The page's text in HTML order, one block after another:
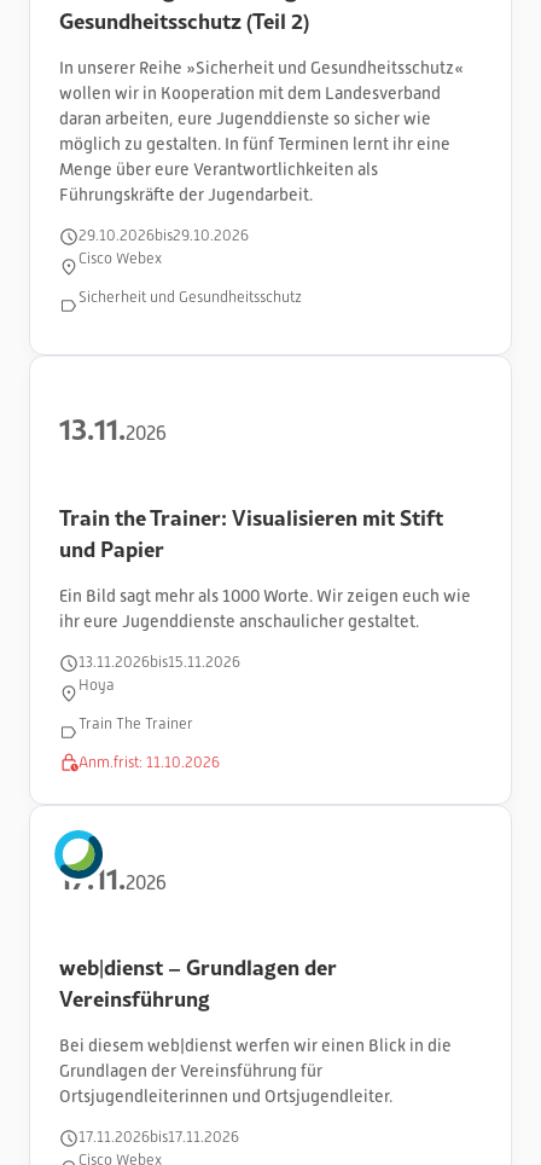
Gesundheitsschutz (Teil 2)
In unserer Reihe »Sicherheit und Gesundheitsschutz«
wollen wir in Kooperation mit dem Landesverband
daran arbeiten, eure Jugenddienste so sicher wie
möglich zu gestalten. In fünf Terminen lernt ihr eine
Menge über eure Verantwortlichkeiten als
Führungskräfte der Jugendarbeit.
29.10.2026bis29.10.2026
Cisco Webex
Sicherheit und Gesundheitsschutz
13.11.2026
Train the Trainer: Visualisieren mit Stift
und Papier
Ein Bild sagt mehr als 1000 Worte. Wir zeigen euch wie
ihr eure Jugenddienste anschaulicher gestaltet.
13.11.2026bis15.11.2026
Hoya
Train The Trainer
Anm.frist: 11.10.2026
17.11.2026
web|dienst – Grundlagen der
Vereinsführung
Bei diesem web|dienst werfen wir einen Blick in die
Grundlagen der Vereinsführung für
Ortsjugendleiterinnen und Ortsjugendleiter.
17.11.2026bis17.11.2026
Cisco Webex